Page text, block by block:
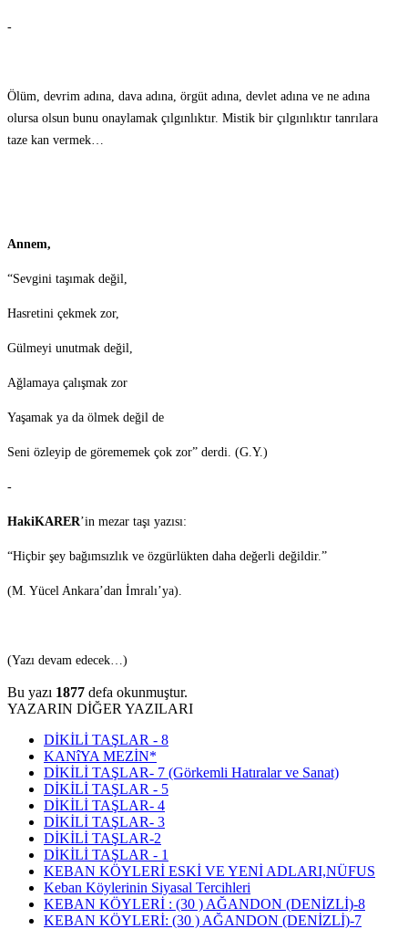
-
Ölüm, devrim adına, dava adına, örgüt adına, devlet adına ve ne adına
olursa olsun bunu onaylamak çılgınlıktır. Mistik bir çılgınlıktır tanrılara
taze kan vermek…
Annem,
“Sevgini taşımak değil,
Hasretini çekmek zor,
Gülmeyi unutmak değil,
Ağlamaya çalışmak zor
Yaşamak ya da ölmek değil de
Seni özleyip de görememek çok zor” derdi. (G.Y.)
-
HakiKARER’in mezar taşı yazısı:
“Hiçbir şey bağımsızlık ve özgürlükten daha değerli değildir.”
(M. Yücel Ankara’dan İmralı’ya).
(Yazı devam edecek…)
Bu yazı 1877 defa okunmuştur.
YAZARIN DİĞER YAZILARI
DİKİLİ TAŞLAR - 8
KANîYA MEZİN*
DİKİLİ TAŞLAR- 7 (Görkemli Hatıralar ve Sanat)
DİKİLİ TAŞLAR - 5
DİKİLİ TAŞLAR- 4
DİKİLİ TAŞLAR- 3
DİKİLİ TAŞLAR-2
DİKİLİ TAŞLAR - 1
KEBAN KÖYLERİ ESKİ VE YENİ ADLARI,NÜFUS
Keban Köylerinin Siyasal Tercihleri
KEBAN KÖYLERİ : (30 ) AĞANDON (DENİZLİ)-8
KEBAN KÖYLERİ: (30 ) AĞANDON (DENİZLİ)-7